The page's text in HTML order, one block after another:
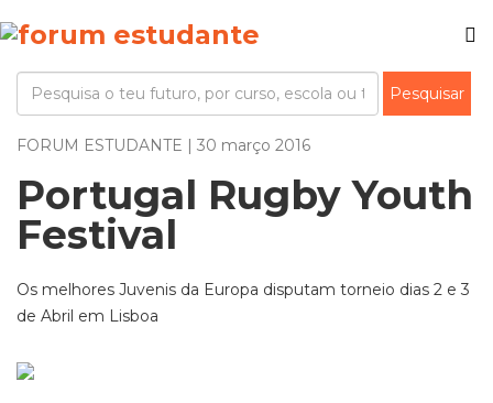
FORUM ESTUDANTE | 30 março 2016
Portugal Rugby Youth
Festival
Os melhores Juvenis da Europa disputam torneio dias 2 e 3
de Abril em Lisboa